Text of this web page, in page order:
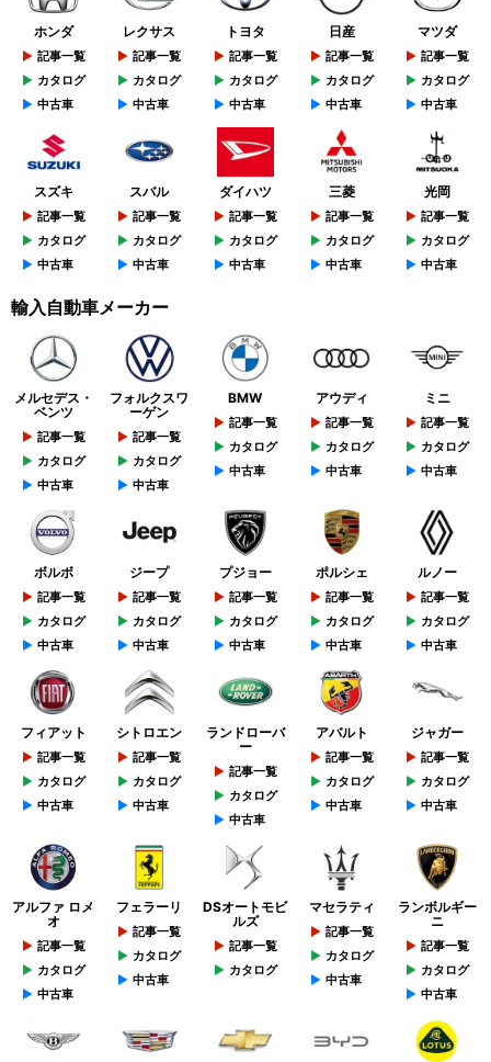
ホンダ
記事一覧
カタログ
中古車
レクサス
記事一覧
カタログ
中古車
トヨタ
記事一覧
カタログ
中古車
日産
記事一覧
カタログ
中古車
マツダ
記事一覧
カタログ
中古車
スズキ
記事一覧
カタログ
中古車
スバル
記事一覧
カタログ
中古車
ダイハツ
記事一覧
カタログ
中古車
三菱
記事一覧
カタログ
中古車
光岡
記事一覧
カタログ
中古車
輸入自動車メーカー
メルセデス・
ベンツ
記事一覧
カタログ
中古車
フォルクスワ
ーゲン
記事一覧
カタログ
中古車
BMW
記事一覧
カタログ
中古車
アウディ
記事一覧
カタログ
中古車
ミニ
記事一覧
カタログ
中古車
ボルボ
記事一覧
カタログ
中古車
ジープ
記事一覧
カタログ
中古車
プジョー
記事一覧
カタログ
中古車
ポルシェ
記事一覧
カタログ
中古車
ルノー
記事一覧
カタログ
中古車
フィアット
記事一覧
カタログ
中古車
シトロエン
記事一覧
カタログ
中古車
ランドローバ
ー
記事一覧
カタログ
中古車
アバルト
記事一覧
カタログ
中古車
ジャガー
記事一覧
カタログ
中古車
アルファ ロメ
オ
記事一覧
カタログ
中古車
フェラーリ
記事一覧
カタログ
中古車
DSオートモビ
ルズ
記事一覧
カタログ
マセラティ
記事一覧
カタログ
中古車
ランボルギー
ニ
記事一覧
カタログ
中古車